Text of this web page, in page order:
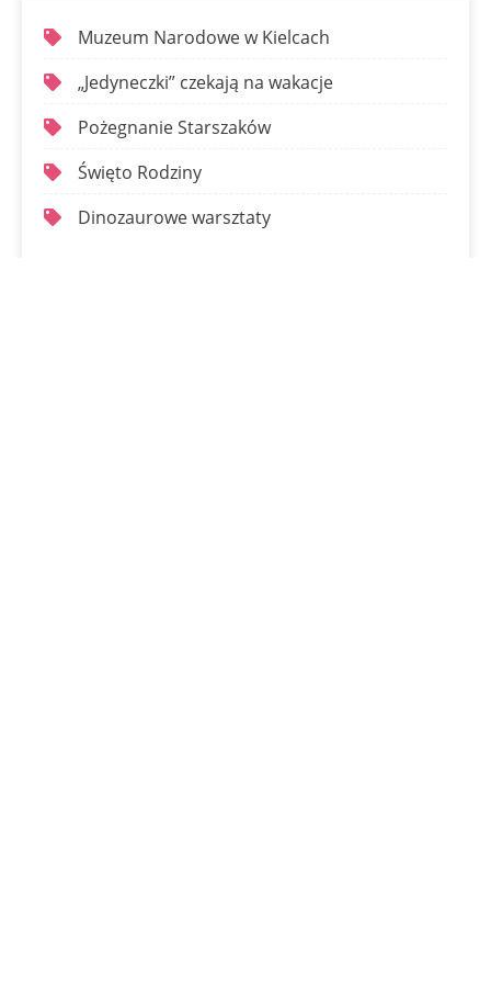
Muzeum Narodowe w Kielcach
„Jedyneczki” czekają na wakacje
Pożegnanie Starszaków
Święto Rodziny
Dinozaurowe warsztaty